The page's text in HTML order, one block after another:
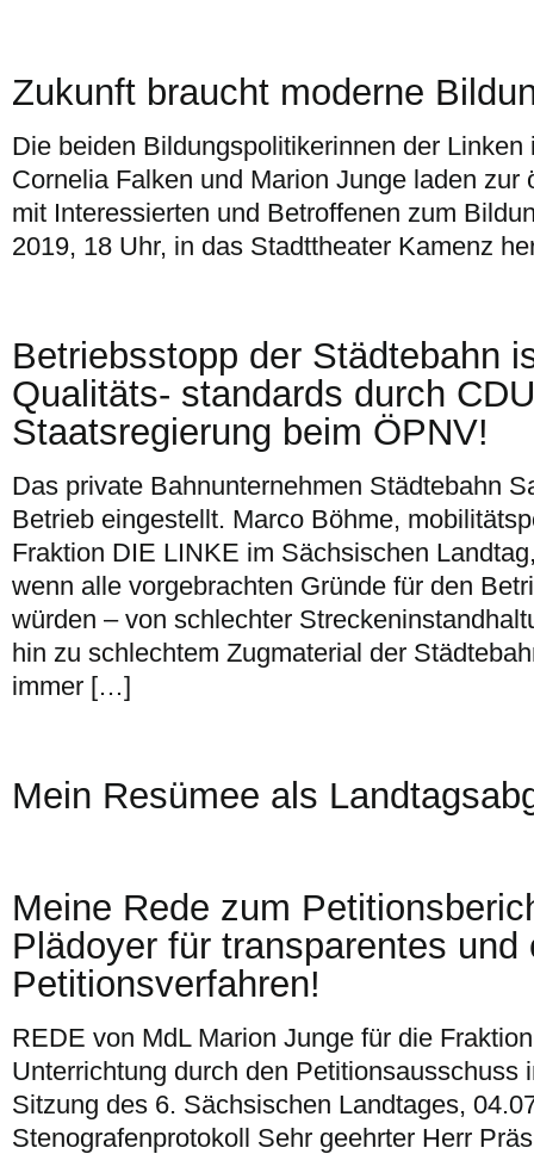
Zukunft braucht moderne
Die beiden Bildungspolitikerinnen der
Cornelia Falken und Marion Junge laden zur
mit Interessierten und Betroffenen zum
2019, 18 Uhr, in das Stadttheater Kamenz
Betriebsstopp der Städtebahn
Qualitäts- standards durch
Staatsregierung beim ÖPNV!
Das private Bahnunternehmen Städtebahn
Betrieb eingestellt. Marco Böhme,
Fraktion DIE LINKE im Sächsischen
wenn alle vorgebrachten Gründe für den
würden – von schlechter
hin zu schlechtem Zugmaterial der
immer […]
Mein Resümee als
Meine Rede zum
Plädoyer für transparentes und
Petitionsverfahren!
REDE von MdL Marion Junge für die
Unterrichtung durch den Petitionsausschuss
Sitzung des 6. Sächsischen Landtages,
Stenografenprotokoll Sehr geehrter Herr